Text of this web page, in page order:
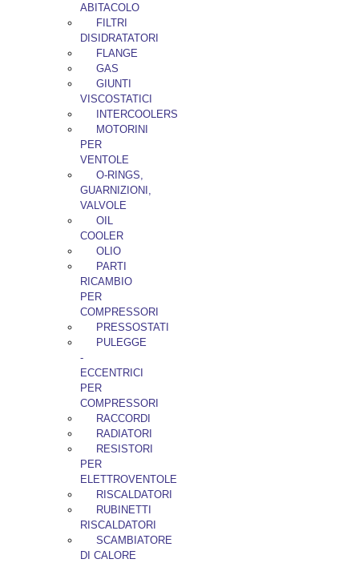
ABITACOLO
FILTRI
DISIDRATATORI
FLANGE
GAS
GIUNTI
VISCOSTATICI
INTERCOOLERS
MOTORINI
PER
VENTOLE
O-RINGS,
GUARNIZIONI,
VALVOLE
OIL
COOLER
OLIO
PARTI
RICAMBIO
PER
COMPRESSORI
PRESSOSTATI
PULEGGE
-
ECCENTRICI
PER
COMPRESSORI
RACCORDI
RADIATORI
RESISTORI
PER
ELETTROVENTOLE
RISCALDATORI
RUBINETTI
RISCALDATORI
SCAMBIATORE
DI CALORE